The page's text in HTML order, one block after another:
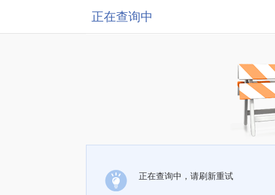
正在查询中
正在查询中，请刷新重试